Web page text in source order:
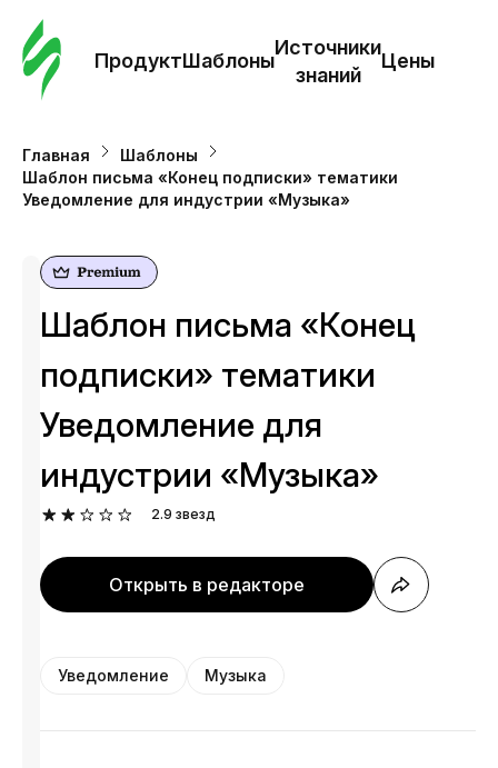
ПродуктШаблоны
Источники
знаний
Цены
Главная
Шаблоны
Шаблон письма «Конец подписки» тематики
Уведомление для индустрии «Музыка»
Шаблон письма «Конец
подписки» тематики
Уведомление для
индустрии «Музыка»
2.9 звезд
Открыть в редакторе
Уведомление Музыка